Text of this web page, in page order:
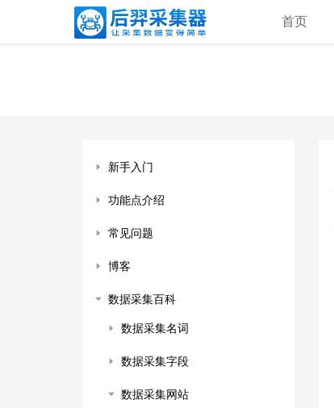
首页
新手入门
功能点介绍
常见问题
博客
数据采集百科
数据采集名词
数据采集字段
数据采集网站